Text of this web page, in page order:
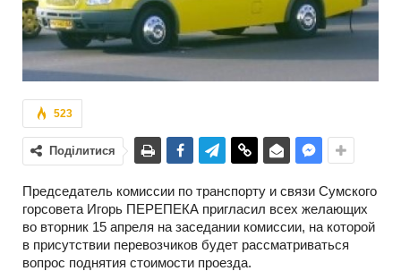
523
Поділитися
Председатель комиссии по транспорту и связи Сумского
горсовета Игорь ПЕРЕПЕКА пригласил всех желающих
во вторник 15 апреля на заседании комиссии, на которой
в присутствии перевозчиков будет рассматриваться
вопрос поднятия стоимости проезда.